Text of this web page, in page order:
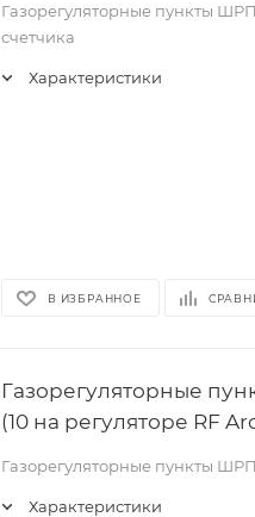
Газорегуляторные пункты
счетчика
Характеристики
В ИЗБРАННОЕ
Газорегуляторные
(10 на регуляторе RF
Газорегуляторные пункты
Характеристики